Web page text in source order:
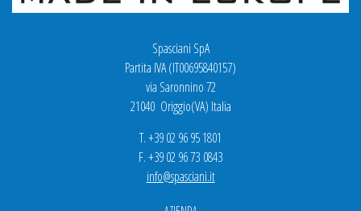
Spasciani SpA
Partita IVA (IT00695840157)
via Saronnino 72
21040 Origgio(VA) Italia
T. +39 02 96 95 1801
F. +39 02 96 73 0843
info@spasciani.it